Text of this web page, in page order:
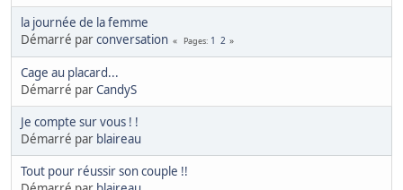
la journée de la femme
Démarré parconversation Pages 1 2
Cage au placard...
Démarré parCandyS
Je compte sur vous ! !
Démarré par blaireau
Tout pour réussir son couple !!